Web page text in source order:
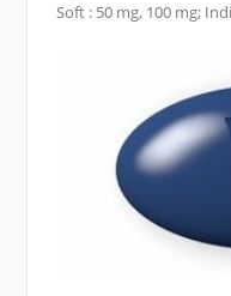
Soft : 50 mg, 100 mg;